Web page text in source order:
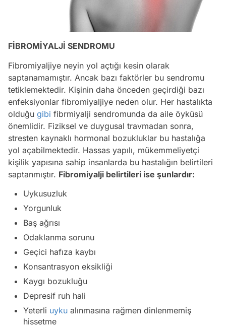
FİBROMİYALJİ SENDROMU
Fibromiyaljiye neyin yol açtığı kesin olarak
saptanamamıştır. Ancak bazı faktörler bu sendromu
tetiklemektedir. Kişinin daha önceden geçirdiği bazı
enfeksiyonlar fibromiyaljiye neden olur. Her hastalıkta
olduğu gibi fibrmiyalji sendromunda da aile öyküsü
önemlidir. Fiziksel ve duygusal travmadan sonra,
stresten kaynaklı hormonal bozukluklar bu hastalığa
yol açabilmektedir. Hassas yapılı, mükemmeliyetçi
kişilik yapısına sahip insanlarda bu hastalığın belirtileri
saptanmıştır. Fibromiyalji belirtileri ise şunlardır:
Uykusuzluk
Yorgunluk
Baş ağrısı
Odaklanma sorunu
Geçici hafıza kaybı
Konsantrasyon eksikliği
Kaygı bozukluğu
Depresif ruh hali
Yeterli uyku alınmasına rağmen dinlenmemiş
hissetme